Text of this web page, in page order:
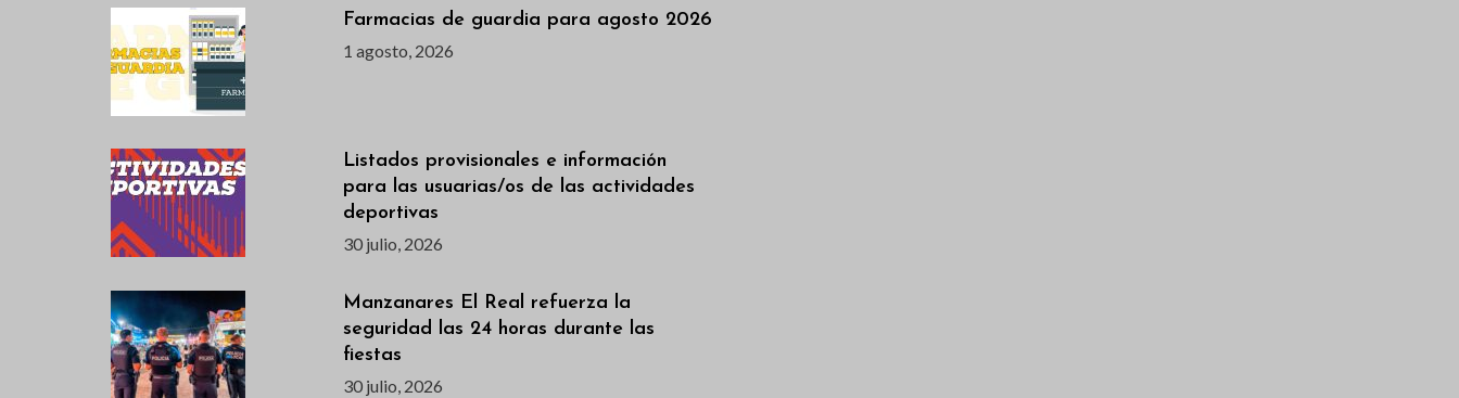
Farmacias de guardia para agosto 2026
1 agosto, 2026
Listados provisionales e información
para las usuarias/os de las actividades
deportivas
30 julio, 2026
Manzanares El Real refuerza la
seguridad las 24 horas durante las
fiestas
30 julio, 2026